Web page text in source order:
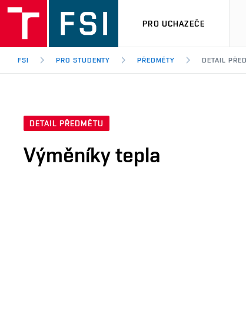
PRO UCHAZEČE
FSI PRO STUDENTY PŘEDMĚTY DETAIL
DETAIL PŘEDMĚTU
Výměníky tepla